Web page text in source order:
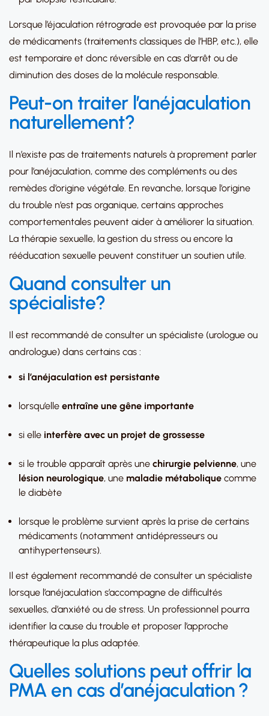
Lorsque l’éjaculation rétrograde est provoquée par la prise
de médicaments (traitements classiques de l’HBP, etc.), elle
est temporaire et donc réversible en cas d’arrêt ou de
diminution des doses de la molécule responsable.
Peut-on traiter l’anéjaculation
naturellement?
Il n’existe pas de traitements naturels à proprement parler
pour l’anéjaculation, comme des compléments ou des
remèdes d’origine végétale. En revanche, lorsque l’origine
du trouble n’est pas organique, certains approches
comportementales peuvent aider à améliorer la situation.
La thérapie sexuelle, la gestion du stress ou encore la
rééducation sexuelle peuvent constituer un soutien utile.
Quand consulter un
spécialiste?
Il est recommandé de consulter un spécialiste (urologue ou
andrologue) dans certains cas :
si l’anéjaculation est persistante
lorsqu’elle entraîne une gêne importante
si elle interfère avec un projet de grossesse
si le trouble apparaît après une chirurgie pelvienne, une
lésion neurologique, une maladie métabolique comme
le diabète
lorsque le problème survient après la prise de certains
médicaments (notamment antidépresseurs ou
antihypertenseurs).
Il est également recommandé de consulter un spécialiste
lorsque l’anéjaculation s’accompagne de difficultés
sexuelles, d’anxiété ou de stress. Un professionnel pourra
identifier la cause du trouble et proposer l’approche
thérapeutique la plus adaptée.
Quelles solutions peut offrir la
PMA en cas d’anéjaculation?